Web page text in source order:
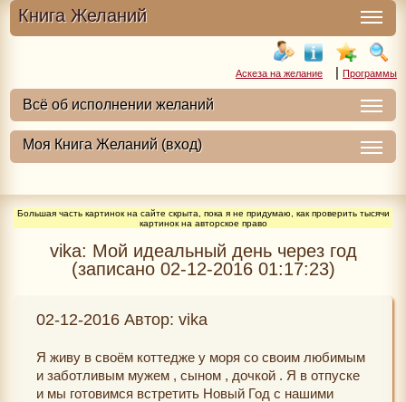
Книга Желаний
Аскеза на желание | Программы
Большая часть картинок на сайте скрыта, пока я не придумаю, как проверить тысячи
картинок на авторское право
vika: Мой идеальный день через год
(записано 02-12-2016 01:17:23)
02-12-2016 Автор: vika
Я живу в своём коттедже у моря со своим любимым
и заботливым мужем , сыном , дочкой . Я в отпуске
и мы готовимся встретить Новый Год с нашими